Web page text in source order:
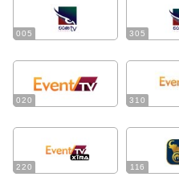
005 305
020 310
220 116